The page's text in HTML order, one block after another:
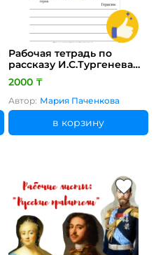
Рабочая тетрадь по
рассказу И.С.Тургенева
"Муму"
2000 ₸
Автор: Мария Паченкова
в корзину